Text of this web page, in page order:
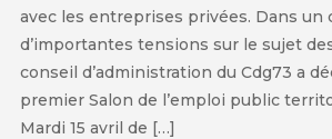
avec les entreprises privées. Dans un
d’importantes tensions sur le sujet
conseil d’administration du Cdg73 a
premier Salon de l’emploi public
Mardi 15 avril de […]